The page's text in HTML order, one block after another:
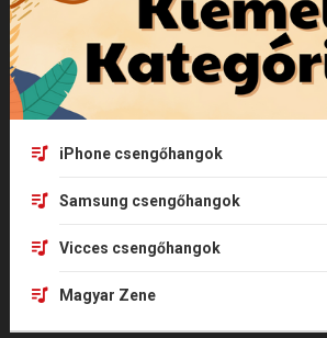
iPhone csengőhangok
Samsung csengőhangok
Vicces csengőhangok
Magyar Zene